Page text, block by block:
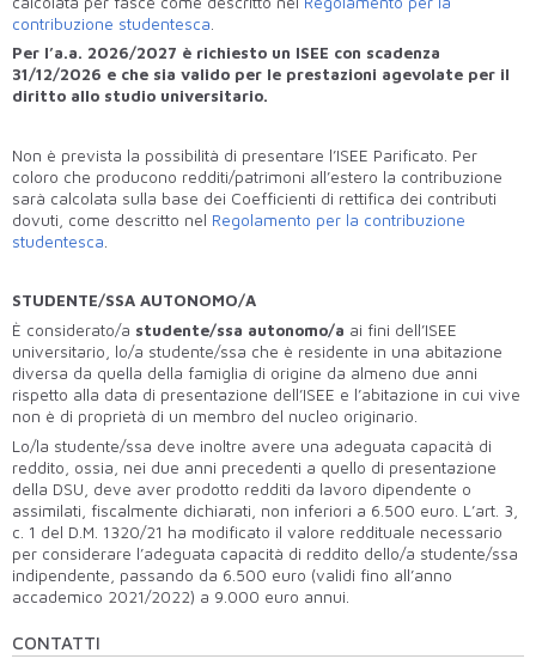
contribuzione studentesca
Per l’a.a. 2026/2027 è richiesto un ISEE con scadenza
31/12/2026 e che sia valido per le prestazioni agevolate per il
diritto allo studio universitario.
Non è prevista la possibilità di presentare l’ISEE Parificato. Per
coloro che producono redditi/patrimoni all’estero la contribuzione
sarà calcolata sulla base dei Coefficienti di rettifica dei contributi
dovuti, come descritto nel Regolamento per la contribuzione
studentesca
STUDENTE/SSA AUTONOMO/A
È considerato/a studente/ssa autonomo/a ai fini dell’ISEE
universitario, lo/a studente/ssa che è residente in una abitazione
diversa da quella della famiglia di origine da almeno due anni
rispetto alla data di presentazione dell’ISEE e l’abitazione in cui vive
non è di proprietà di un membro del nucleo originario.
Lo/la studente/ssa deve inoltre avere una adeguata capacità di
reddito, ossia, nei due anni precedenti a quello di presentazione
della DSU, deve aver prodotto redditi da lavoro dipendente o
assimilati, fiscalmente dichiarati, non inferiori a 6.500 euro. L’art. 3,
c. 1 del D.M. 1320/21 ha modificato il valore reddituale necessario
per considerare l’adeguata capacità di reddito dello/a studente/ssa
indipendente, passando da 6.500 euro (validi fino all’anno
accademico 2021/2022) a 9.000 euro annui.
CONTATTI